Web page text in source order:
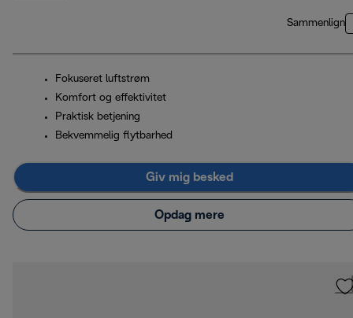
Sammenlign
Fokuseret luftstrøm
Komfort og effektivitet
Praktisk betjening
Bekvemmelig flytbarhed
Giv mig besked
Opdag mere